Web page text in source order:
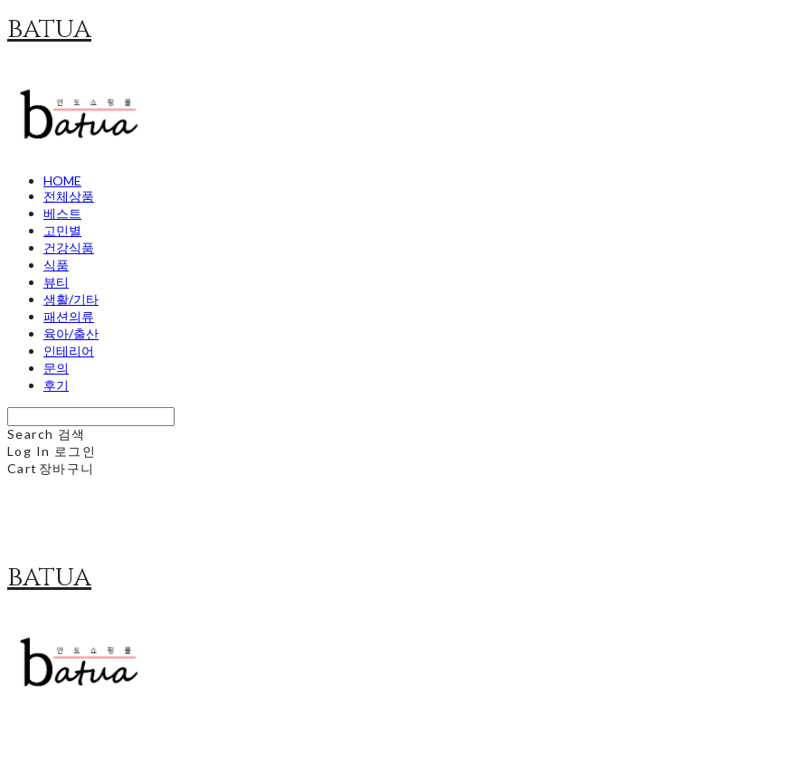
batua
HOME
전체상품
베스트
고민별
건강식품
식품
뷰티
생활/기타
패션의류
육아/출산
인테리어
문의
후기
Search 검색
Log In 로그인
Cart 장바구니
batua